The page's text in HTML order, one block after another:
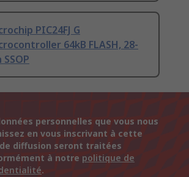
PIC24FJ G
64kB FLASH, 28-
SSOP
personnelles que vous nous
en vous inscrivant à cette
diffusion seront traitées
à notre politique de
.